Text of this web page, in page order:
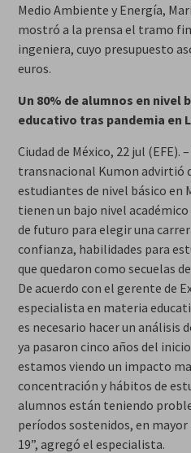
Medio Ambiente y Energía,
mostró a la prensa el tramo
ingeniera, cuyo presupuesto
euros.
Un 80% de alumnos en nivel
educativo tras pandemia en
Ciudad de México, 22 jul
transnacional Kumon advirtió
estudiantes de nivel básico en
tienen un bajo nivel
de futuro para elegir una
confianza, habilidades para
que quedaron como secuelas
De acuerdo con el gerente de
especialista en materia
es necesario hacer un análisis
ya pasaron cinco años del
estamos viendo un impacto
concentración y hábitos de
alumnos están teniendo
períodos sostenidos, en mayor
19”, agregó el especialista.